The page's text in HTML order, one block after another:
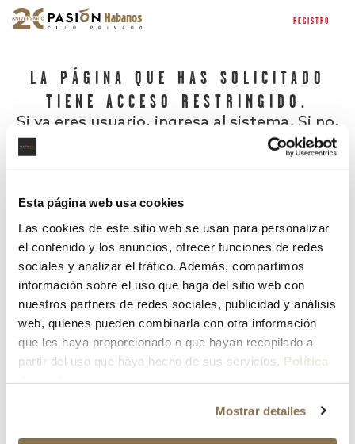
Esta página web usa cookies
Las cookies de este sitio web se usan para personalizar
el contenido y los anuncios, ofrecer funciones de redes
sociales y analizar el tráfico. Además, compartimos
información sobre el uso que haga del sitio web con
nuestros partners de redes sociales, publicidad y análisis
web, quienes pueden combinarla con otra información
que les haya proporcionado o que hayan recopilado a
partir del uso que haya hecho de sus servicios. Política
Mostrar detalles
REGISTRO
LA PÁGINA QUE HAS SOLICITADO
TIENE ACCESO RESTRINGIDO.
Si ya eres usuario, ingresa al sistema. Si no,
¿Has olvidado tu contraseña?